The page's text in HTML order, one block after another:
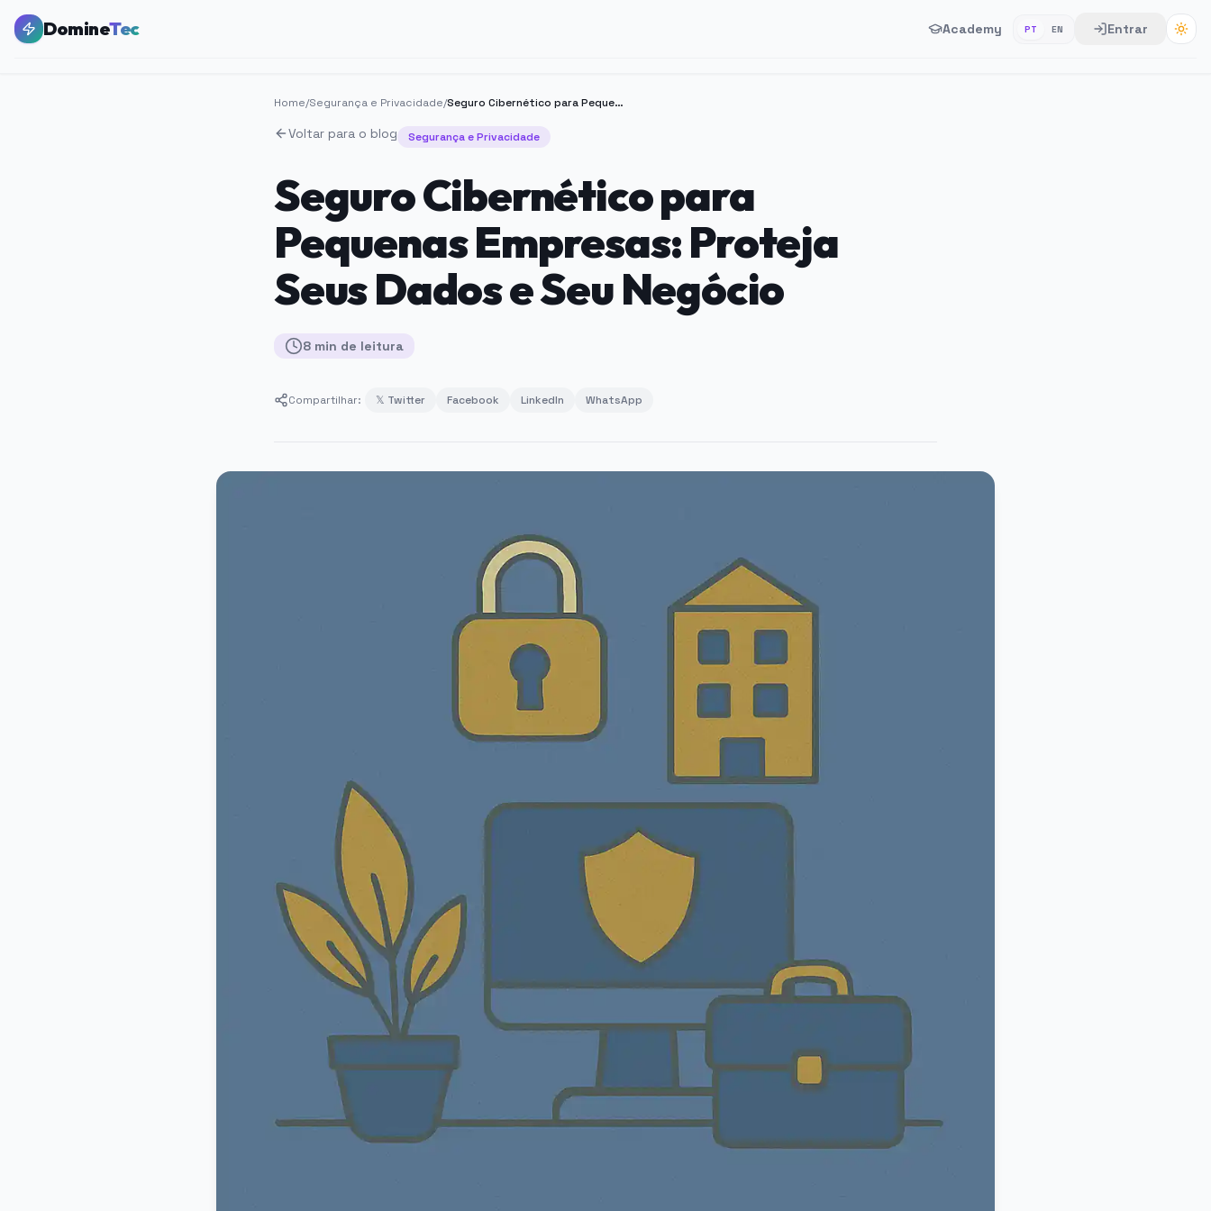
DomineTec Academy PT EN Entrar
Home/Segurança e Privacidade/ Seguro Cibernético para Pequenas Empresas: Proteja Seus Dados e Seu Negócio
Voltar para o blog Segurança e Privacidade
Seguro Cibernético para
Pequenas Empresas: Proteja
Seus Dados e Seu Negócio
8 min de leitura
Compartilhar: 𝕏 Twitter Facebook LinkedIn WhatsApp